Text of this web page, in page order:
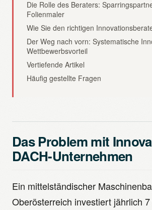
Die Rolle des Beraters:
Folienmaler
Wie Sie den richtigen
Der Weg nach vorn: Systematische
Wettbewerbsvorteil
Vertiefende Artikel
Häufig gestellte Fragen
Das Problem mit
DACH-Unternehmen
Ein mittelständischer
Oberösterreich investiert jährlich